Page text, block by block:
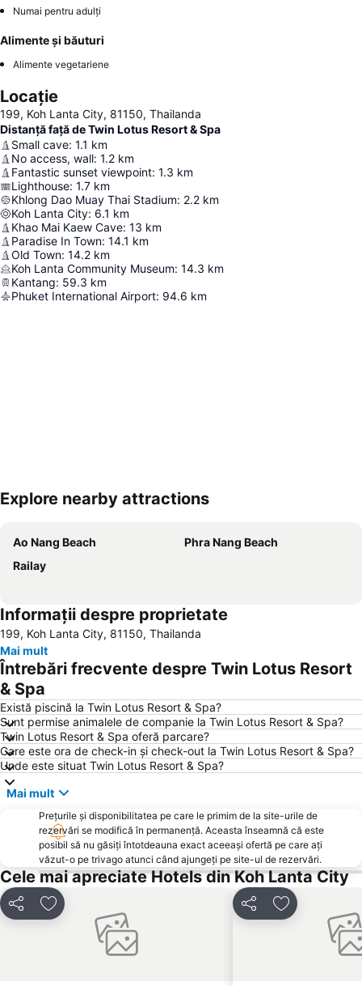
Numai pentru adulți
Alimente și băuturi
Alimente vegetariene
Locație
199, Koh Lanta City, 81150, Thailanda
Distanță față de Twin Lotus Resort & Spa
Small cave: 1.1 km
No access, wall: 1.2 km
Fantastic sunset viewpoint: 1.3 km
Lighthouse: 1.7 km
Khlong Dao Muay Thai Stadium: 2.2 km
Koh Lanta City: 6.1 km
Khao Mai Kaew Cave: 13 km
Paradise In Town: 14.1 km
Old Town: 14.2 km
Koh Lanta Community Museum: 14.3 km
Kantang: 59.3 km
Phuket International Airport: 94.6 km
Explore nearby attractions
Ao Nang Beach
Phra Nang Beach
Railay
Informații despre proprietate
199, Koh Lanta City, 81150, Thailanda
Mai mult
Întrebări frecvente despre Twin Lotus Resort
& Spa
Există piscină la Twin Lotus Resort & Spa?
Sunt permise animalele de companie la Twin Lotus Resort & Spa?
Twin Lotus Resort & Spa oferă parcare?
Care este ora de check-in și check-out la Twin Lotus Resort & Spa?
Unde este situat Twin Lotus Resort & Spa?
Mai mult
Prețurile și disponibilitatea pe care le primim de la site-urile de
rezervări se modifică în permanență. Aceasta înseamnă că este
posibil să nu găsiți întotdeauna exact aceeași ofertă pe care ați
văzut-o pe trivago atunci când ajungeți pe site-ul de rezervări.
Cele mai apreciate Hotels din Koh Lanta City
DistribuițiAdăugaţi la favorite DistribuițiAdăugaţi la